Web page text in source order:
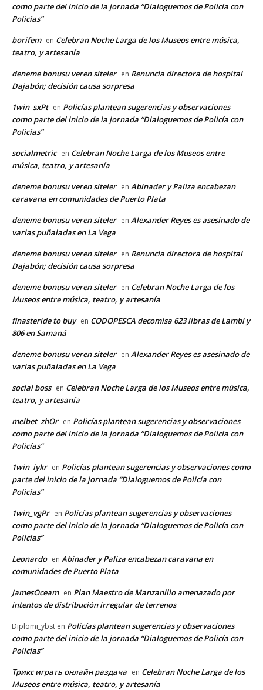
como parte del inicio de la jornada “Dialoguemos de Policía con
Policías”
borifem en Celebran Noche Larga de los Museos entre música,
teatro, y artesanía
deneme bonusu veren siteler en Renuncia directora de hospital
Dajabón; decisión causa sorpresa
1win_sxPt en Policías plantean sugerencias y observaciones
como parte del inicio de la jornada “Dialoguemos de Policía con
Policías”
socialmetric en Celebran Noche Larga de los Museos entre
música, teatro, y artesanía
deneme bonusu veren siteler en Abinader y Paliza encabezan
caravana en comunidades de Puerto Plata
deneme bonusu veren siteler en Alexander Reyes es asesinado de
varias puñaladas en La Vega
deneme bonusu veren siteler en Renuncia directora de hospital
Dajabón; decisión causa sorpresa
deneme bonusu veren siteler en Celebran Noche Larga de los
Museos entre música, teatro, y artesanía
finasteride to buy en CODOPESCA decomisa 623 libras de Lambí y
806 en Samaná
deneme bonusu veren siteler en Alexander Reyes es asesinado de
varias puñaladas en La Vega
social boss en Celebran Noche Larga de los Museos entre música,
teatro, y artesanía
melbet_zhOr en Policías plantean sugerencias y observaciones
como parte del inicio de la jornada “Dialoguemos de Policía con
Policías”
1win_iykr en Policías plantean sugerencias y observaciones como
parte del inicio de la jornada “Dialoguemos de Policía con
Policías”
1win_vgPr en Policías plantean sugerencias y observaciones
como parte del inicio de la jornada “Dialoguemos de Policía con
Policías”
Leonardo en Abinader y Paliza encabezan caravana en
comunidades de Puerto Plata
JamesOceam en Plan Maestro de Manzanillo amenazado por
intentos de distribución irregular de terrenos
Diplomi_ybst en Policías plantean sugerencias y observaciones
como parte del inicio de la jornada “Dialoguemos de Policía con
Policías”
Трикс играть онлайн раздача en Celebran Noche Larga de los
Museos entre música, teatro, y artesanía